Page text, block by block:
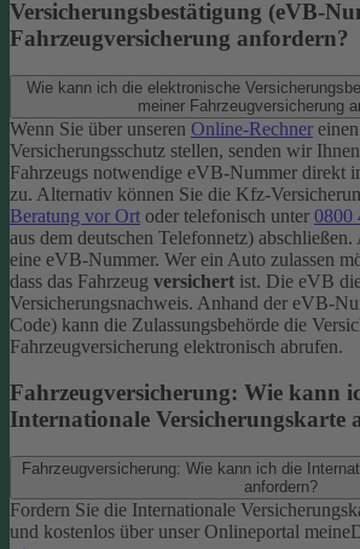
Versicherungsbestätigung (eVB-
Fahrzeugversicherung anfordern?
Wie kann ich die elektronische
meiner Fahrzeugversicherung
Wenn Sie über unseren Online-Rechner
Versicherungsschutz stellen, senden wir
Fahrzeugs notwendige eVB-​Nummer direkt
zu. Alternativ können Sie die Kfz-​
Beratung vor Ort oder telefonisch unter 0800
aus dem deutschen Telefonnetz)
eine eVB-Nummer. Wer ein Auto zulassen
dass das Fahrzeug versichert ist. Die eVB
Versicherungsnachweis. Anhand der eVB-
Code) kann die Zulassungsbehörde die
Fahrzeugversicherung elektronisch abrufen.
Fahrzeugversicherung: Wie kann
Internationale Versicherungskarte
Fahrzeugversicherung: Wie kann ich die
anfordern?
Fordern Sie die Internationale
und kostenlos über unser Onlineportal